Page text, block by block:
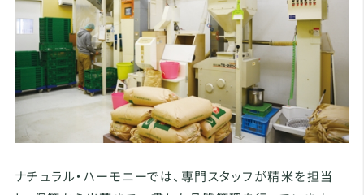
ナチュラル・ハーモニーでは、専門スタッフが精米を担当